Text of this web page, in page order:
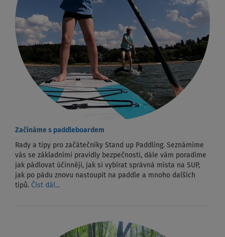
Začínáme s paddleboardem
Rady a tipy pro začátečníky Stand up Paddling. Seznámíme
vás se základními pravidly bezpečnosti, dále vám poradíme
jak pádlovat účinněji, jak si vybírat správná místa na SUP,
jak po pádu znovu nastoupit na paddle a mnoho dalších
tipů. Číst dál...